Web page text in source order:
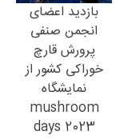
بازدید اعضای
انجمن صنفی
پرورش قارچ
خوراکی کشور از
نمایشگاه
mushroom
days 2023